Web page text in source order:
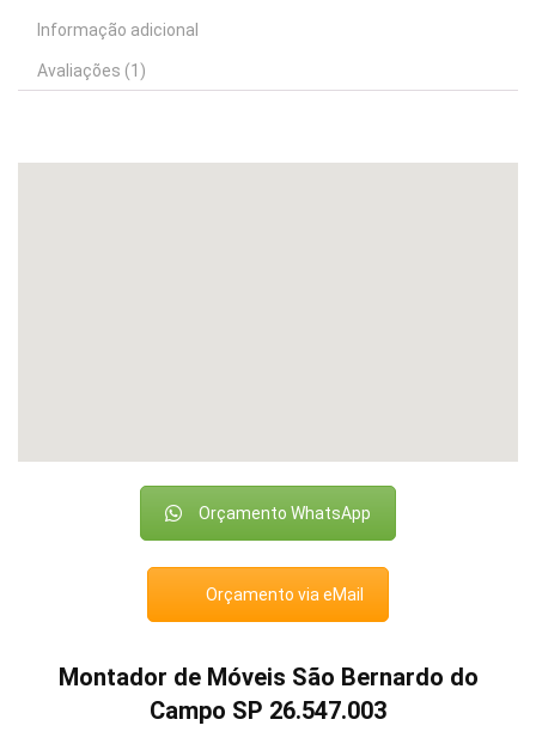
Informação adicional
Avaliações (1)
Orçamento WhatsApp
Orçamento via eMail
Montador de Móveis São Bernardo do
Campo SP 26.547.003